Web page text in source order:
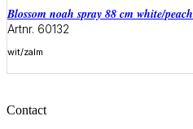
blossom noah spray 88 cm white/peach
Artnr. 60132
wit/zalm
Contact